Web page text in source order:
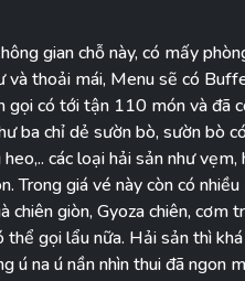
gian chỗ này, có mấy
và thoải mái, Menu sẽ có
gọi có tới tận 110 món và đã
ba chỉ dẻ sườn bò, sườn bò
các loại hải sản như vẹm,
Trong giá vé này còn có
chiên giòn, Gyoza chiên, cơm
thể gọi lẩu nữa. Hải sản thì
ú na ú nần nhìn thui đã ngon